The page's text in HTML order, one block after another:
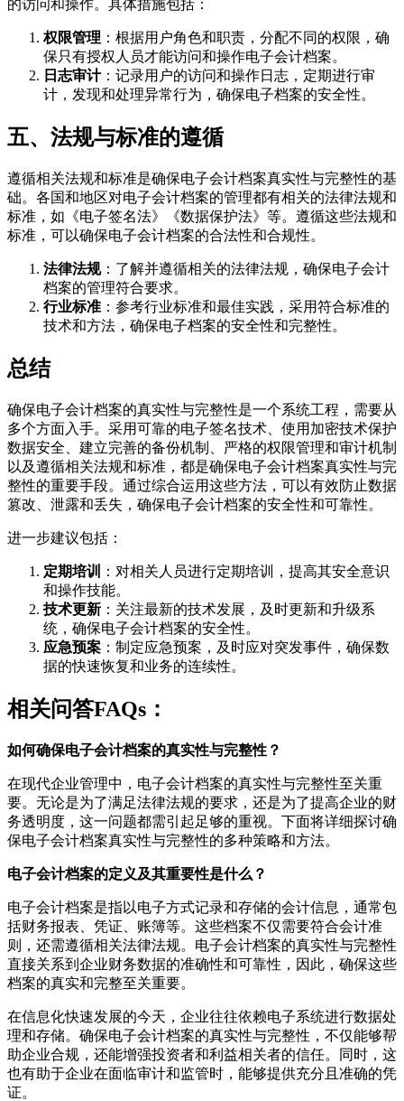
的访问和操作。具体措施包括：
权限管理 ：根据用户角色和职责，分配不同的权限，确
保只有授权人员才能访问和操作电子会计档案。
日志审计：记录用户的访问和操作日志，定期进行审
计，发现和处理异常行为，确保电子档案的安全性。
五、法规与标准的遵循
遵循相关法规和标准是确保电子会计档案真实性与完整性的基
础。各国和地区对电子会计档案的管理都有相关的法律法规和
标准，如《电子签名法》《数据保护法》等。遵循这些法规和
标准，可以确保电子会计档案的合法性和合规性。
法律法规：了解并遵循相关的法律法规，确保电子会计
档案的管理符合要求。
行业标准 ：参考行业标准和最佳实践，采用符合标准的
技术和方法，确保电子档案的安全性和完整性。
总结
确保电子会计档案的真实性与完整性是一个系统工程，需要从
多个方面入手。采用可靠的电子签名技术、使用加密技术保护
数据安全、建立完善的备份机制、严格的权限管理和审计机制
以及遵循相关法规和标准，都是确保电子会计档案真实性与完
整性的重要手段。通过综合运用这些方法，可以有效防止数据
篡改、泄露和丢失，确保电子会计档案的安全性和可靠性。
进一步建议包括：
定期培训
：对相关人员进行定期培训，提高其安全意识
和操作技能。
技术更新 ：关注最新的技术发展，及时更新和升级系
统，确保电子会计档案的安全性。
应急预案 ：制定应急预案，及时应对突发事件，确保数
据的快速恢复和业务的连续性。
相关问答FAQs：
如何确保电子会计档案的真实性与完整性？
在现代企业管理中，电子会计档案的真实性与完整性至关重
要。无论是为了满足法律法规的要求，还是为了提高企业的财
务透明度，这一问题都需引起足够的重视。下面将详细探讨确
保电子会计档案真实性与完整性的多种策略和方法。
电子会计档案的定义及其重要性是什么？
电子会计档案是指以电子方式记录和存储的会计信息，通常包
括财务报表、凭证、账簿等。这些档案不仅需要符合会计准
则，还需遵循相关法律法规。电子会计档案的真实性与完整性
直接关系到企业财务数据的准确性和可靠性，因此，确保这些
档案的真实和完整至关重要。
在信息化快速发展的今天，企业往往依赖电子系统进行数据处
理和存储。确保电子会计档案的真实性与完整性，不仅能够帮
助企业合规，还能增强投资者和利益相关者的信任。同时，这
也有助于企业在面临审计和监管时，能够提供充分且准确的凭
证。